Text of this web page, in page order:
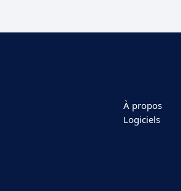
À propos
Logiciels